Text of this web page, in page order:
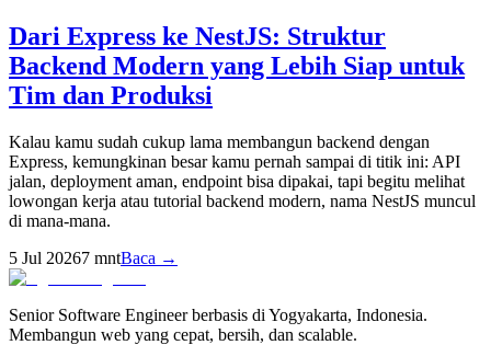
Dari Express ke NestJS: Struktur
Backend Modern yang Lebih Siap untuk
Tim dan Produksi
Kalau kamu sudah cukup lama membangun backend dengan
Express, kemungkinan besar kamu pernah sampai di titik ini: API
jalan, deployment aman, endpoint bisa dipakai, tapi begitu melihat
lowongan kerja atau tutorial backend modern, nama NestJS muncul
di mana-mana.
5 Jul 20267 mntBaca →
Senior Software Engineer berbasis di Yogyakarta, Indonesia.
Membangun web yang cepat, bersih, dan scalable.